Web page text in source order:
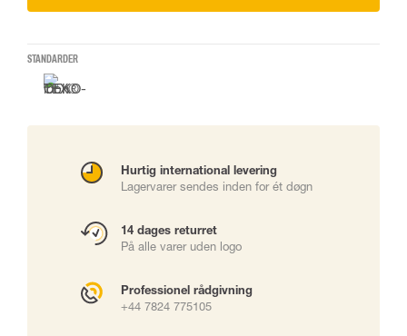
STANDARDER
Hurtig international levering
Lagervarer sendes inden for ét døgn
14 dages returret
På alle varer uden logo
Professionel rådgivning
+44 7824 775105